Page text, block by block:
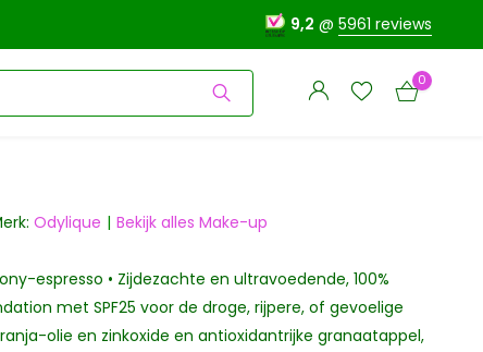
9,2 @ 5961 reviews
Account
aanmaken
Account
aanmaken
0
Odylique Bekijk alles Make-up
espresso • Zijdezachte en ultravoedende, 100%
met SPF25 voor de droge, rijpere, of gevoelige
olie en zinkoxide en antioxidantrijke granaatappel,